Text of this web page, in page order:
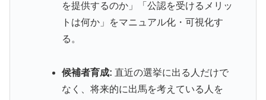
を提供するのか」「公認を受けるメリッ
トは何か」をマニュアル化・可視化す
る。
候補者育成: 直近の選挙に出る人だけで
なく、将来的に出馬を考えている人を